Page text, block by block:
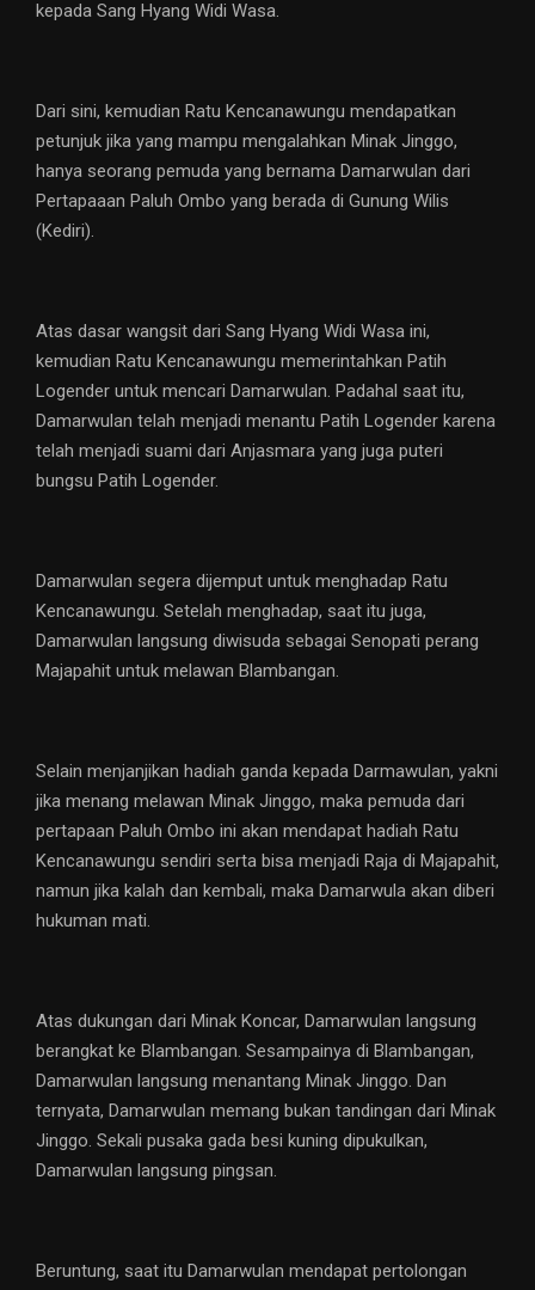
kepada Sang Hyang Widi Wasa.
Dari sini, kemudian Ratu Kencanawungu mendapatkan
petunjuk jika yang mampu mengalahkan Minak Jinggo,
hanya seorang pemuda yang bernama Damarwulan dari
Pertapaaan Paluh Ombo yang berada di Gunung Wilis
(Kediri).
Atas dasar wangsit dari Sang Hyang Widi Wasa ini,
kemudian Ratu Kencanawungu memerintahkan Patih
Logender untuk mencari Damarwulan. Padahal saat itu,
Damarwulan telah menjadi menantu Patih Logender karena
telah menjadi suami dari Anjasmara yang juga puteri
bungsu Patih Logender.
Damarwulan segera dijemput untuk menghadap Ratu
Kencanawungu. Setelah menghadap, saat itu juga,
Damarwulan langsung diwisuda sebagai Senopati perang
Majapahit untuk melawan Blambangan.
Selain menjanjikan hadiah ganda kepada Darmawulan, yakni
jika menang melawan Minak Jinggo, maka pemuda dari
pertapaan Paluh Ombo ini akan mendapat hadiah Ratu
Kencanawungu sendiri serta bisa menjadi Raja di Majapahit,
namun jika kalah dan kembali, maka Damarwula akan diberi
hukuman mati.
Atas dukungan dari Minak Koncar, Damarwulan langsung
berangkat ke Blambangan. Sesampainya di Blambangan,
Damarwulan langsung menantang Minak Jinggo. Dan
ternyata, Damarwulan memang bukan tandingan dari Minak
Jinggo. Sekali pusaka gada besi kuning dipukulkan,
Damarwulan langsung pingsan.
Beruntung, saat itu Damarwulan mendapat pertolongan